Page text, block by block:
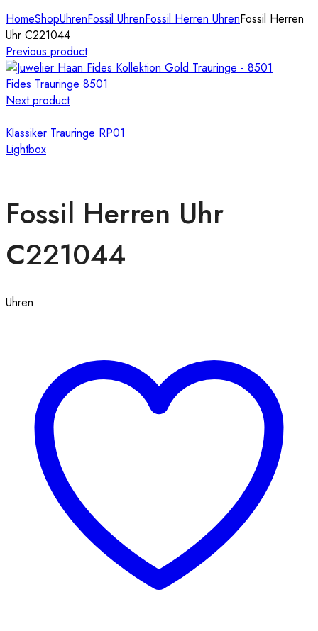
HomeShopUhrenFossil UhrenFossil Herren UhrenFossil Herren
Uhr C221044
Previous product
Fides Trauringe 8501
Next product
Klassiker Trauringe RP01
Lightbox
Fossil Herren Uhr
C221044
Uhren